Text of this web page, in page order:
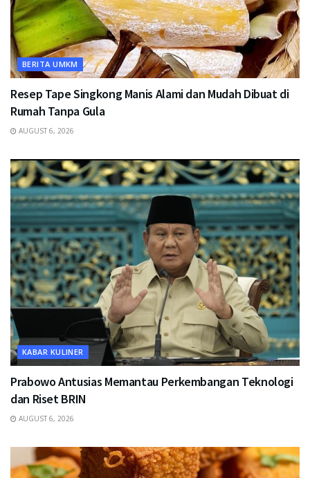
BERITA UMKM
Resep Tape Singkong Manis Alami dan Mudah Dibuat di
Rumah Tanpa Gula
AUGUST 6, 2026
KABAR KULINER
Prabowo Antusias Memantau Perkembangan Teknologi
dan Riset BRIN
AUGUST 6, 2026